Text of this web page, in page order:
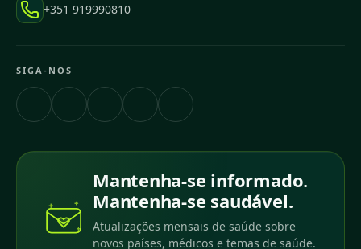
+351 919990810
SIGA-NOS
Mantenha-se informado.
Mantenha-se saudável.
Atualizações mensais de saúde sobre
novos países, médicos e temas de saúde.